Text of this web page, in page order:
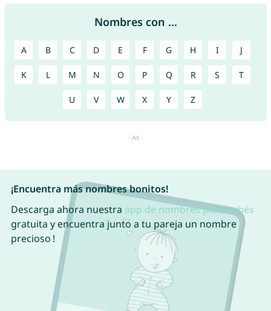
Nombres con ...
A B C D E F G H I J
K L M N O P Q R S T
U V W X Y Z
¡Encuentra más nombres bonitos!
Descarga ahora nuestra app de nombres para bebés
gratuita y encuentra junto a tu pareja un nombre
precioso !